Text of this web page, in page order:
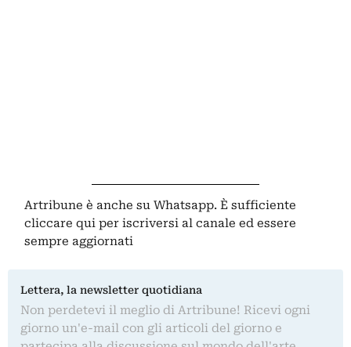
Artribune è anche su Whatsapp. È sufficiente
cliccare qui per iscriversi al canale ed essere
sempre aggiornati
Lettera, la newsletter quotidiana
Non perdetevi il meglio di Artribune! Ricevi ogni
giorno un'e-mail con gli articoli del giorno e